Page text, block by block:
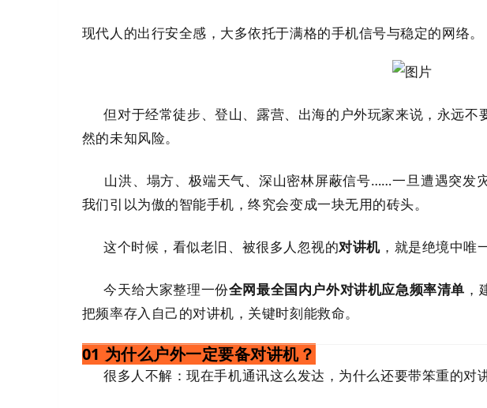
现代人的出行安全感，大多依托于满格的手机信号与稳定的网络。
但对于经常徒步、登山、露营、出海的户外玩家来说，永远不
然的未知风险。
山洪、塌方、极端天气、深山密林屏蔽信号……一旦遭遇突发
我们引以为傲的智能手机，终究会变成一块无用的砖头。
这个时候，看似老旧、被很多人忽视的对讲机 ，就是绝境中唯
今天给大家整理一份全网最全国内户外对讲机应急频率清单
把频率存入自己的对讲机，关键时刻能救命。
01 为什么户外一定要备对讲机？
很多人不解：现在手机通讯这么发达，为什么还要带笨重的对